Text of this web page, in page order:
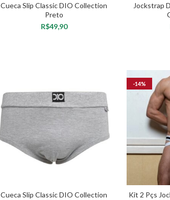
Cueca Slip Classic DIO Collection
Preto
R$
Jockstrap
Cueca Slip Classic DIO Collection
-14%
Kit 2 Pçs
Política de
serão protegidas e não